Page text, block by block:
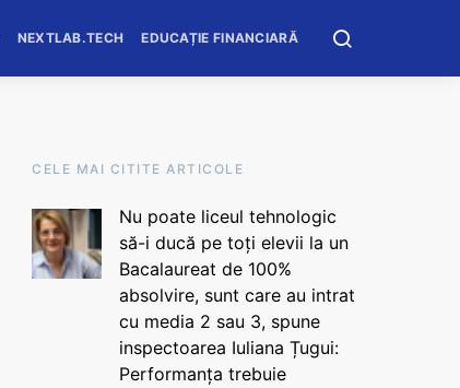
NEXTLAB.TECH EDUCAȚIE FINANCIARĂ
CELE MAI CITITE ARTICOLE
Nu poate liceul tehnologic
să-i ducă pe toți elevii la un
Bacalaureat de 100%
absolvire, sunt care au intrat
cu media 2 sau 3, spune
inspectoarea Iuliana Țugui:
Performanța trebuie